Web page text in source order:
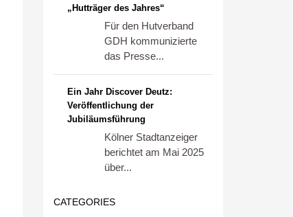
„Hutträger des Jahres“
Für den Hutverband
GDH kommunizierte
das Presse...
Ein Jahr Discover Deutz:
Veröffentlichung der
Jubiläumsführung
Kölner Stadtanzeiger
berichtet am Mai 2025
über...
CATEGORIES